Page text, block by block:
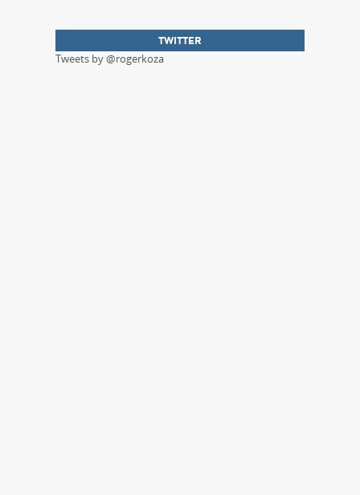
TWITTER
Tweets by @rogerkoza